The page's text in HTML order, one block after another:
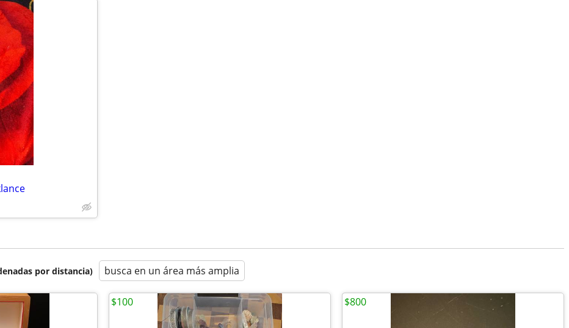
por distancia) busca en un área más amplia
$100 $800